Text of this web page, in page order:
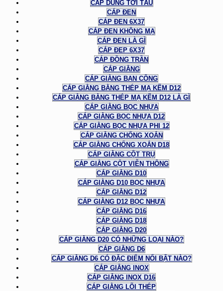
CÁP DÙNG TỜI TÀU
CÁP ĐEN
CÁP ĐEN 6X37
CÁP ĐEN KHÔNG MẠ
CÁP ĐEN LÀ GÌ
CÁP ĐEP 6X37
CÁP ĐỒNG TRẦN
CÁP GIẰNG
CÁP GIẰNG BAN CÔNG
CÁP GIẰNG BẰNG THÉP MẠ KẼM D12
CÁP GIẰNG BẰNG THÉP MẠ KẼM D12 LÀ GÌ
CÁP GIẰNG BỌC NHỰA
CÁP GIẰNG BỌC NHỰA D12
CÁP GIẰNG BỌC NHỰA PHI 12
CÁP GIẰNG CHỐNG XOẮN
CÁP GIẰNG CHỐNG XOẮN D18
CÁP GIẰNG CỘT TRỤ
CÁP GIẰNG CỘT VIỄN THÔNG
CÁP GIẰNG D10
CÁP GIẰNG D10 BỌC NHỰA
CÁP GIẰNG D12
CÁP GIẰNG D12 BỌC NHỰA
CÁP GIẰNG D16
CÁP GIẰNG D18
CÁP GIẰNG D20
CÁP GIẰNG D20 CÓ NHỮNG LOẠI NÀO?
CÁP GIẰNG D6
CÁP GIẰNG D6 CÓ ĐẶC ĐIỂM NỔI BẬT NÀO?
CÁP GIẰNG INOX
CÁP GIẰNG INOX D16
CÁP GIẰNG LÕI THÉP